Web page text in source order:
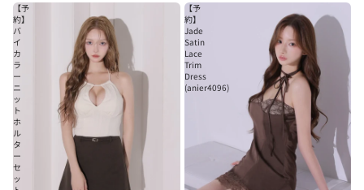
【予
約】
バ
イ
カ
ラ
ー
ニ
ッ
ト
ホ
ル
タ
ー
セ
ッ
【予
約】
Jade
Satin
Lace
Trim
Dress
(anier4096)